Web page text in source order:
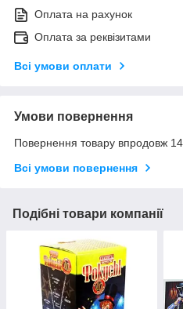
Оплата на рахунок
Оплата за реквізитами
Всі умови оплати
Умови повернення
Повернення товару впродовж
Всі умови повернення
Подібні товари компанії